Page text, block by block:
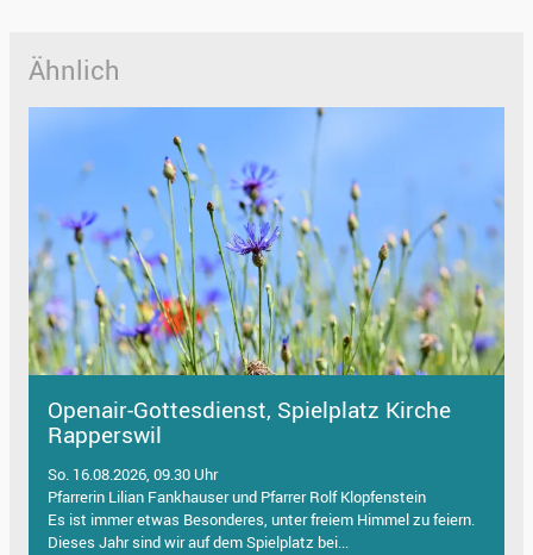
Ähnlich
Openair-Gottesdienst, Spielplatz Kirche
Rapperswil
So. 16.08.2026, 09.30 Uhr
Pfarrerin Lilian Fankhauser und Pfarrer Rolf Klopfenstein
Es ist immer etwas Besonderes, unter freiem Himmel zu feiern.
Dieses Jahr sind wir auf dem Spielplatz bei...